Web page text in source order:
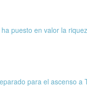
puesto en valor la
para el ascenso a